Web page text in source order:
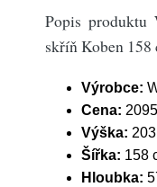
Popis produktu
skříň Koben 158
Výrobce:
Cena:
Výška:
Šířka: 158
Hloubka: